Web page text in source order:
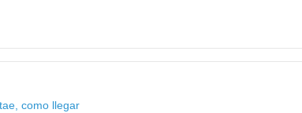
como llegar